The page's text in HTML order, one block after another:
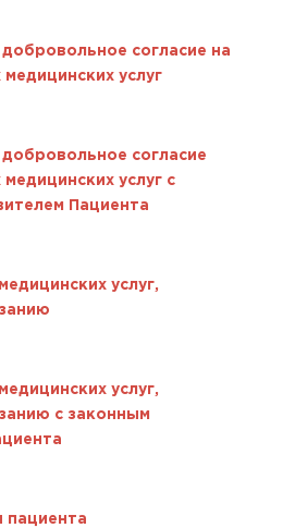
согласие на
услуг
согласие
услуг с
Пациента
услуг,
услуг,
с законным
пациента